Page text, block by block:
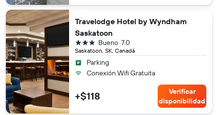
Travelodge Hotel by Wyndham
Saskatoon
Saskatoon, SK, Canadá
7.0
Bueno
3 estrellas
Parking
Conexión Wifi Gratuita
+$118
Verificar
disponibilidad